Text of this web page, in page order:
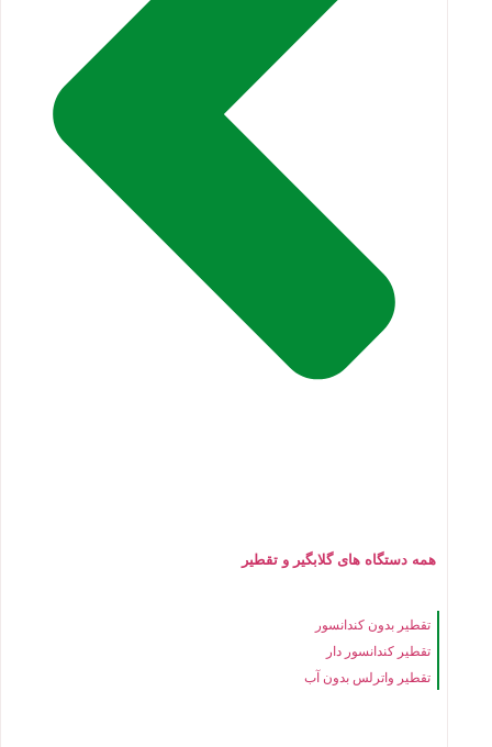
همه دستگاه های گلابگیر و تقطیر
تقطیر بدون کندانسور
تقطیر کندانسور دار
تقطیر واترلس بدون آب